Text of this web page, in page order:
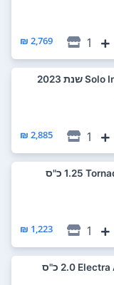
1
2,769 ₪
‏מזגן עילי Solo Inverter 240NG שנת 2023
1
2,885 ₪
‏מזגן נייד Tornado To Go 16 EU ‏1.25 ‏כ"ס
1
1,223 ₪
‏מזגן עילי Electra A Inverter 240 ‏2.0 ‏כ"ס